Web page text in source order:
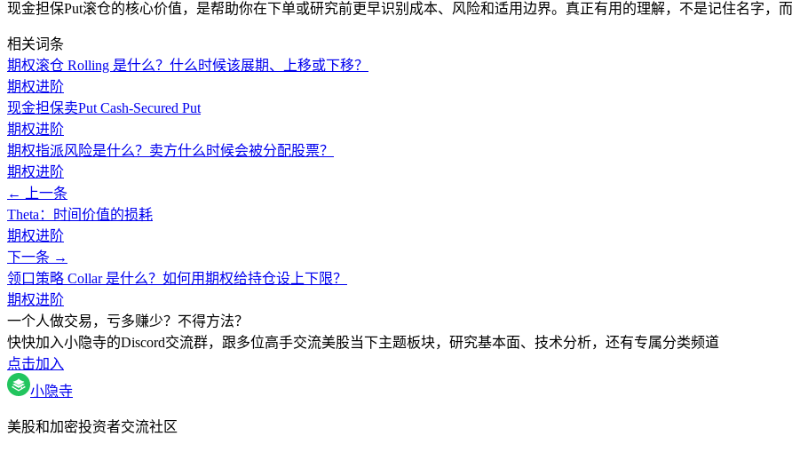
现金担保Put滚仓的核心价值，是帮助你在下单或研究前更早识别成本、风险和适用边界。真正有用的理解，不是记住名字，
相关词条
期权滚仓 Rolling 是什么？什么时候该展期、上移或下移？
期权进阶
现金担保卖Put Cash-Secured Put
期权进阶
期权指派风险是什么？卖方什么时候会被分配股票？
期权进阶
← 上一条
Theta：时间价值的损耗
期权进阶
下一条 →
领口策略 Collar 是什么？如何用期权给持仓设上下限？
期权进阶
一个人做交易，亏多赚少？不得方法？
快快加入小隐寺的Discord交流群，跟多位高手交流美股当下主题板块，研究基本面、技术分析，还有专属分类频道
点击加入
小隐寺
美股和加密投资者交流社区